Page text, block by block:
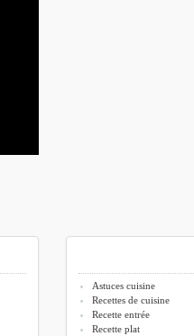
Astuces cuisine
Recettes de cuisine
Recette entrée
Recette plat